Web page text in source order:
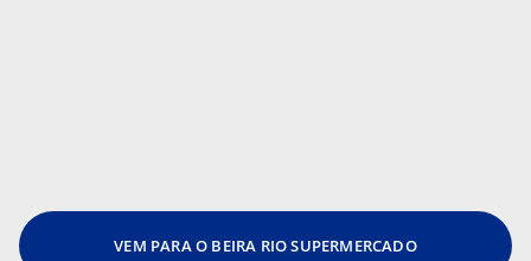
VEM PARA O BEIRA RIO SUPERMERCADO